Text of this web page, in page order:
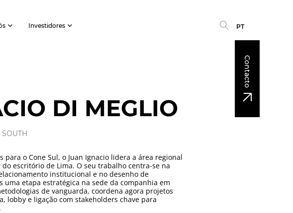
Investidores PT
Contacto
DI MEGLIO
para o Cone Sul, o Juan Ignacio lidera a área regional
escritório de Lima. O seu trabalho centra-se na
institucional e no desenho de
uma etapa estratégica na sede da companhia em
de vanguarda, coordena agora projetos
lobby e ligação com stakeholders chave para